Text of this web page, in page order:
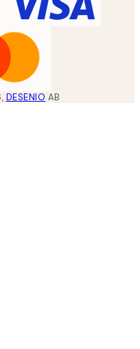
, DESENIO AB